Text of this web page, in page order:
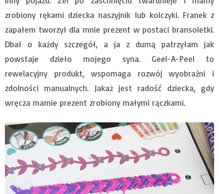
zrobiony rękami dziecka naszyjnik lub kolczyki. Franek z
zapałem tworzył dla mnie prezent w postaci bransoletki.
Dbał o każdy szczegół, a ja z dumą patrzyłam jak
powstaje dzieło mojego syna. Geel-A-Peel to
rewelacyjny produkt, wspomaga rozwój wyobraźni i
zdolności manualnych. Jakaż jest radość dziecka, gdy
wręcza mamie prezent zrobiony małymi rączkami.